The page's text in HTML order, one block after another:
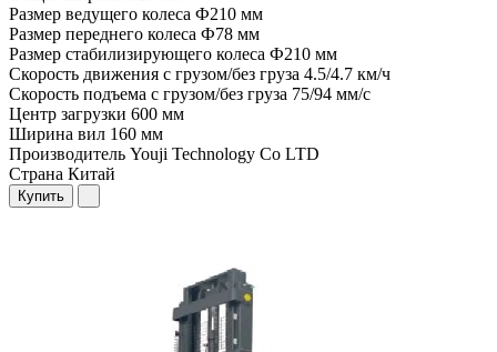
Размер ведущего колеса Ф210 мм
Размер переднего колеса Ф78 мм
Размер стабилизирующего колеса Ф210 мм
Скорость движения с грузом/без груза 4.5/4.7 км/ч
Скорость подъема с грузом/без груза 75/94 мм/с
Центр загрузки 600 мм
Ширина вил 160 мм
Производитель Youji Technology Co LTD
Страна Китай
Купить